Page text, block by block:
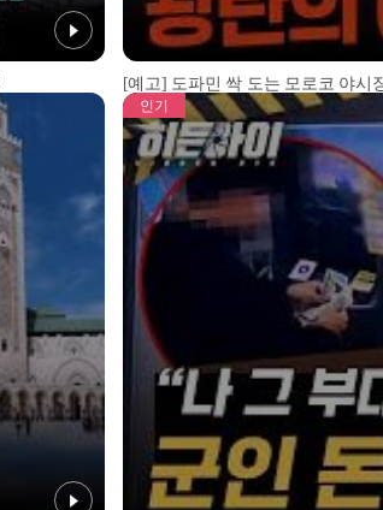
[예고] 도파민 싹 도는 모로코 야시
인기